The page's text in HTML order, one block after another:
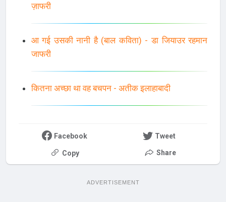
ज़ाफरी
आ गई उसकी नानी है (बाल कविता) - डा जियाउर रहमान
जाफरी
कितना अच्छा था वह बचपन - अतीक इलाहाबादी
Facebook Tweet
Copy Share
ADVERTISEMENT